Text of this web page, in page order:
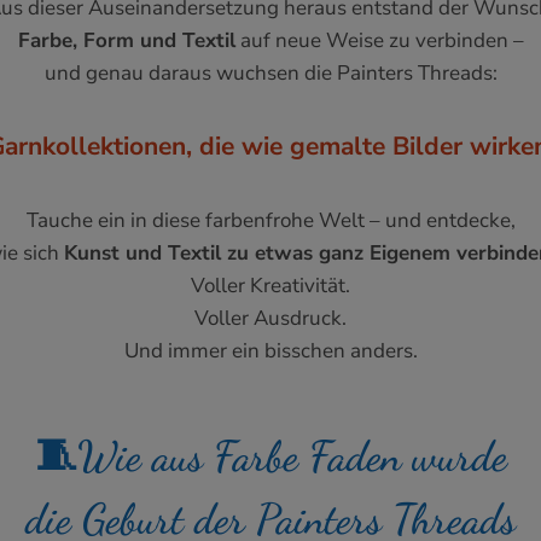
dieser Auseinandersetzung heraus entstand der
Farbe, Form und Textilauf neue Weise zu verbinden –
und genau daraus wuchsen die Painters Threads:
die wie gemalte Bilder
Tauche ein in diese farbenfrohe Welt – und entdecke,
sich Kunst und Textil zu etwas ganz Eigenem
Voller Kreativität.
Voller Ausdruck.
Und immer ein bisschen anders.
🧵Wie aus Farbe Faden wurde
die Geburt der Painters Threads